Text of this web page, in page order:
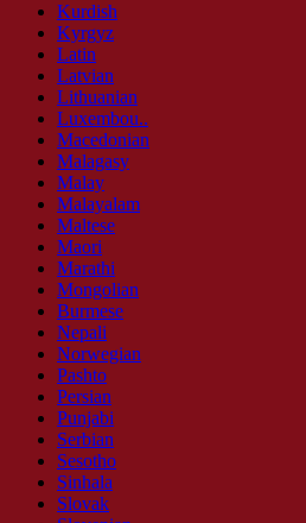
Kurdish
Kyrgyz
Latin
Latvian
Lithuanian
Luxembou..
Macedonian
Malagasy
Malay
Malayalam
Maltese
Maori
Marathi
Mongolian
Burmese
Nepali
Norwegian
Pashto
Persian
Punjabi
Serbian
Sesotho
Sinhala
Slovak